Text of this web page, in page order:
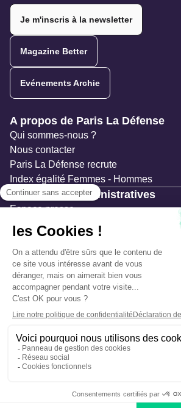
Je m'inscris à la newsletter
Magazine Better
Evénements Archie
Navigation secondaire
A propos de Paris La Défense
Qui sommes-nous ?
Nous contacter
Paris La Défense recrute
Index égalité Femmes - Hommes
Ressources administratives
Espace presse
Documentation
Marchés publics
Appels à projets & avis d'attribution
Mesures de publicité
Concertations et enquêtes publiques
Précautions et sécurité
Plan de gestion des risques
Mentions légales
Données personnelles
Gestion des cookies